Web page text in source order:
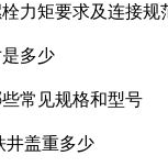
力矩要求及连接规
多少
常见规格和型号
井盖重多少